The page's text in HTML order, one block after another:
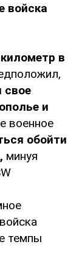
войска
в
свое
и
военное
обойти
минуя
темпы